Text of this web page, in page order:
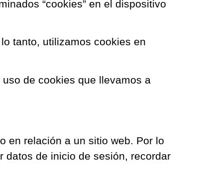
“cookies” en el dispositivo
tanto, utilizamos cookies en
de cookies que llevamos a
en relación a un sitio web. Por lo
datos de inicio de sesión, recordar